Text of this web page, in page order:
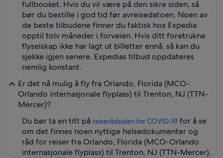
fullbooket. Hvis du vil være på den sikre siden, så
bør du bestille i god tid før avreisedatoen. Noen av
de beste tilbudene finner du faktisk hos Expedia
opptil tolv måneder i forveien. Hvis ditt foretrukne
flyselskap ikke har lagt ut billetter ennå, så kan du
sjekke igjen senere. Expedias tilbud oppdateres
nemlig konstant.
Er det nå mulig å fly fra Orlando, Florida (MCO-
Orlando internasjonale flyplass) til Trenton, NJ (TTN-
Mercer)?
Du bør ta en titt på reiserådsiden for COVID-19 for å se
om det finnes noen nyttige helsedokumenter og
råd for reiser fra Orlando, Florida (MCO-Orlando
internasjonale flyplass) til Trenton, NJ (TTN-Mercer).